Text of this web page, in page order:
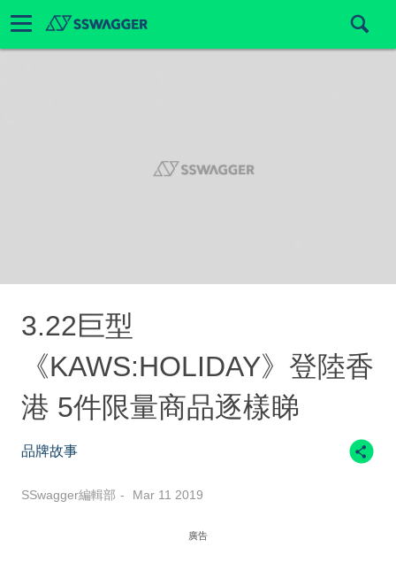
3.22巨型
《KAWS:HOLIDAY》登陸香
港 5件限量商品逐樣睇
品牌故事
SSwagger編輯部 Mar 11 2019
廣告